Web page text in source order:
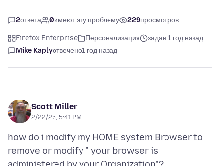
2ответа 0имеют эту проблему 229просмотров
Firefox Enterprise Персонализация
задан 1 год назад
Mike Kaplyотвечено1 год назад
Scott Miller
2/22/25, 5:41 PM
how do i modify my HOME system Browser to
remove or modify " your browser is